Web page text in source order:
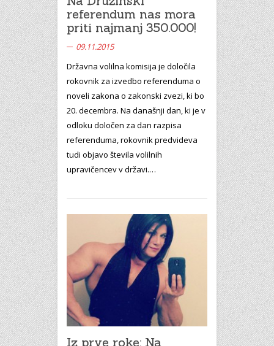
referendum nas mora
priti najmanj 350.000!
09.11.2015
Državna volilna komisija je določila
rokovnik za izvedbo referenduma o
noveli zakona o zakonski zvezi, ki bo
20. decembra. Na današnji dan, ki je v
odloku določen za dan razpisa
referenduma, rokovnik predvideva
tudi objavo števila volilnih
upravičencev v državi.…
Iz prve roke: Na